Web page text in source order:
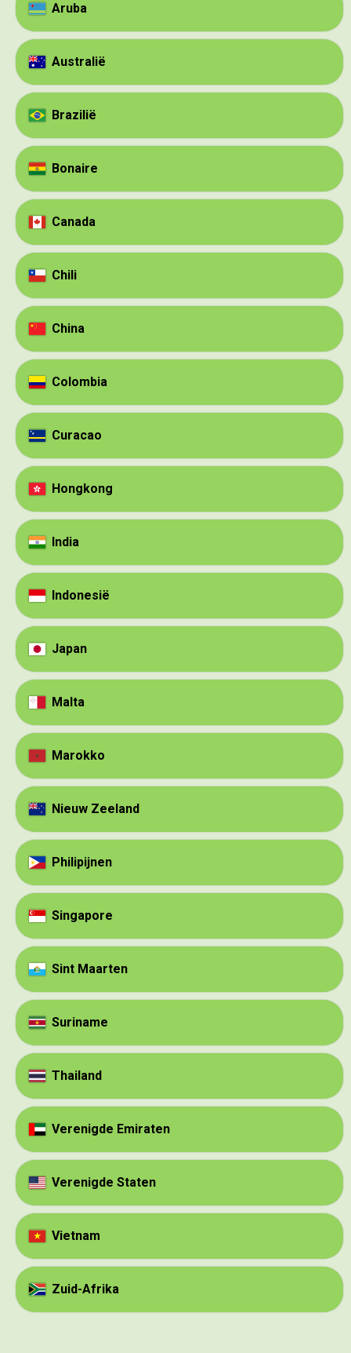
Aruba
Australië
Brazilië
Bonaire
Canada
Chili
China
Colombia
Curacao
Hongkong
India
Indonesië
Japan
Malta
Marokko
Nieuw Zeeland
Philipijnen
Singapore
Sint Maarten
Suriname
Thailand
Verenigde Emiraten
Verenigde Staten
Vietnam
Zuid-Afrika